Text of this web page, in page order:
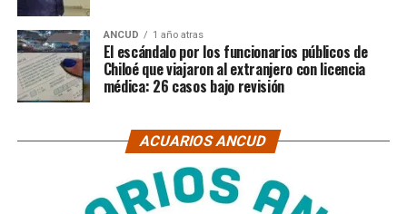
ANCUD 1 año atras
El escándalo por los funcionarios públicos de
Chiloé que viajaron al extranjero con licencia
médica: 26 casos bajo revisión
ACUARIOS ANCUD